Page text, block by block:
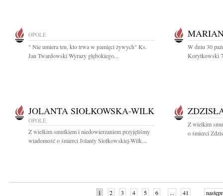
OPOLE
" Nie umiera ten, kto trwa w pamięci żywych" Ks.
Jan Twardowski Wyrazy głębokiego...
W dniu 30
Korytkowski
JOLANTA SIOŁKOWSKA-WILK
OPOLE
Z wielkim smutkiem i niedowierzaniem przyjęliśmy
wiadomość o śmierci Jolanty Siołkowskiej-Wilk...
Z wielkim
o śmierci
1 2 3 4 5 6 ... 41